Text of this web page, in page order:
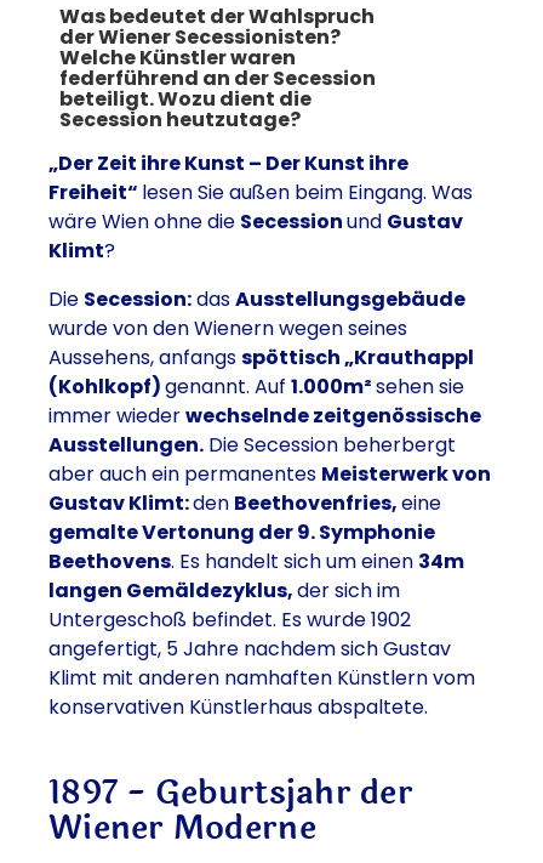
Was bedeutet der Wahlspruch
der Wiener Secessionisten?
Welche Künstler waren
federführend an der Secession
beteiligt. Wozu dient die
Secession heutzutage?
„Der Zeit ihre Kunst – Der Kunst ihre
Freiheit“ lesen Sie außen beim Eingang. Was
wäre Wien ohne die Secessionund Gustav
Klimt?
Die Secession:dasAusstellungsgebäude
wurde von den Wienern wegen seines
Aussehens, anfangsspöttisch „Krauthappl
(Kohlkopf)genannt. Auf 1.000m²sehen sie
immer wiederwechselnde zeitgenössische
Ausstellungen. Die Secession beherbergt
aber auch ein permanentes Meisterwerk von
Gustav Klimt:den Beethovenfries,eine
gemalte Vertonung der 9. Symphonie
Beethovens. Es handelt sich um einen 34m
langen Gemäldezyklus,der sich im
Untergeschoß befindet. Es wurde 1902
angefertigt, 5 Jahre nachdem sich Gustav
Klimt mit anderen namhaften Künstlern vom
konservativen Künstlerhaus abspaltete.
1897 - Geburtsjahr der
Wiener Moderne